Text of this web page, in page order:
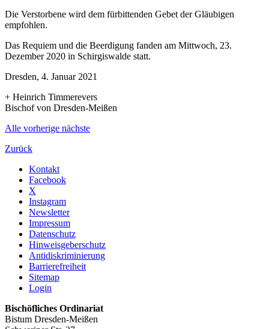
Die Verstorbene wird dem fürbittenden Gebet der Gläubigen
empfohlen.
Das Requiem und die Beerdigung fanden am Mittwoch, 23.
Dezember 2020 in Schirgiswalde statt.
Dresden, 4. Januar 2021
+ Heinrich Timmerevers
Bischof von Dresden-Meißen
Alle vorherige nächste
Zurück
Kontakt
Facebook
X
Instagram
Newsletter
Impressum
Datenschutz
Hinweisgeberschutz
Antidiskriminierung
Barrierefreiheit
Sitemap
Login
Bischöfliches Ordinariat
Bistum Dresden-Meißen